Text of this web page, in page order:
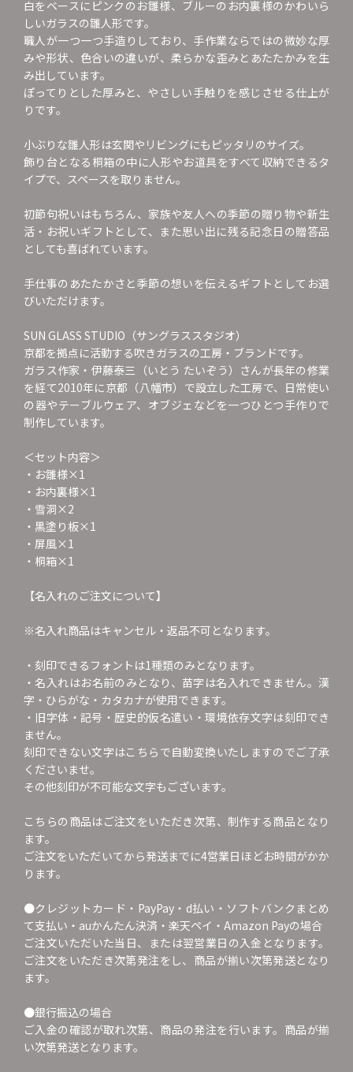
白をベースにピンクのお雛様、ブルーのお内裏様のかわいら
しいガラスの雛人形です。
職人が一つ一つ手造りしており、手作業ならではの微妙な厚
みや形状、色合いの違いが、柔らかな歪みとあたたかみを生
み出しています。
ぽってりとした厚みと、やさしい手触りを感じさせる仕上が
りです。
小ぶりな雛人形は玄関やリビングにもピッタリのサイズ。
飾り台となる桐箱の中に人形やお道具をすべて収納できるタ
イプで、スペースを取りません。
初節句祝いはもちろん、家族や友人への季節の贈り物や新生
活・お祝いギフトとして、また思い出に残る記念日の贈答品
としても喜ばれています。
手仕事のあたたかさと季節の想いを伝えるギフトとしてお選
びいただけます。
SUN GLASS STUDIO（サングラススタジオ）
京都を拠点に活動する吹きガラスの工房・ブランドです。
ガラス作家・伊藤泰三（いとう たいぞう）さんが長年の修業
を経て2010年に京都（八幡市）で設立した工房で、日常使い
の器やテーブルウェア、オブジェなどを一つひとつ手作りで
制作しています。
＜セット内容＞
・お雛様×1
・お内裏様×1
・雪洞×2
・黒塗り板×1
・屏風×1
・桐箱×1
【名入れのご注文について】
※名入れ商品はキャンセル・返品不可となります。
・刻印できるフォントは1種類のみとなります。
・名入れはお名前のみとなり、苗字は名入れできません。漢
字・ひらがな・カタカナが使用できます。
・旧字体・記号・歴史的仮名遣い・環境依存文字は刻印でき
ません。
刻印できない文字はこちらで自動変換いたしますのでご了承
くださいませ。
その他刻印が不可能な文字もございます。
こちらの商品はご注文をいただき次第、制作する商品となり
ます。
ご注文をいただいてから発送までに4営業日ほどお時間がかか
ります。
●クレジットカード・PayPay・d払い・ソフトバンクまとめ
て支払い・auかんたん決済・楽天ペイ・Amazon Payの場合
ご注文いただいた当日、または翌営業日の入金となります。
ご注文をいただき次第発注をし、商品が揃い次第発送となり
ます。
●銀行振込の場合
ご入金の確認が取れ次第、商品の発注を行います。商品が揃
い次第発送となります。